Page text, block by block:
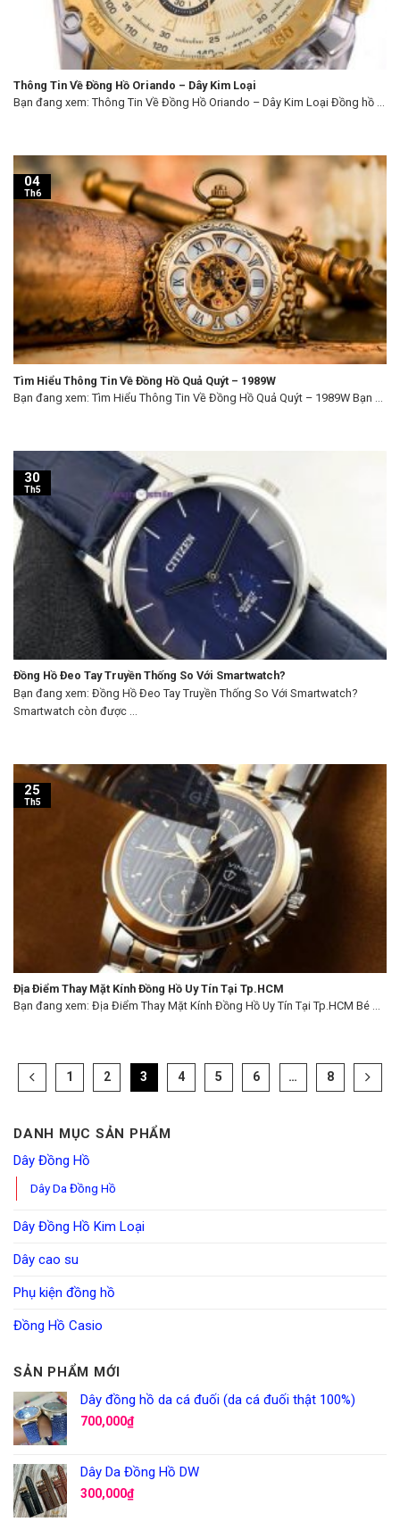
Thông Tin Về Đồng Hồ Oriando – Dây Kim Loại
Bạn đang xem: Thông Tin Về Đồng Hồ Oriando – Dây Kim Loại Đồng hồ ...
Tìm Hiểu Thông Tin Về Đồng Hồ Quả Quýt – 1989W
Bạn đang xem: Tìm Hiểu Thông Tin Về Đồng Hồ Quả Quýt – 1989W Bạn ...
04
Th6
Đồng Hồ Đeo Tay Truyền Thống So Với Smartwatch?
Bạn đang xem: Đồng Hồ Đeo Tay Truyền Thống So Với Smartwatch?
Smartwatch còn được ...
30
Th5
Địa Điểm Thay Mặt Kính Đồng Hồ Uy Tín Tại Tp.HCM
Bạn đang xem: Địa Điểm Thay Mặt Kính Đồng Hồ Uy Tín Tại Tp.HCM Bé ...
25
Th5
1 2 3 4 5 6 … 8
DANH MỤC SẢN PHẨM
Dây Đồng Hồ
Dây Da Đồng Hồ
Dây Đồng Hồ Kim Loại
Dây cao su
Phụ kiện đồng hồ
Đồng Hồ Casio
SẢN PHẨM MỚI
Dây đồng hồ da cá đuối (da cá đuối thật 100%)
700,000₫
Dây Da Đồng Hồ DW
300,000₫